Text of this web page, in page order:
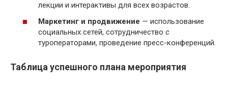
лекции и интерактивы для всех возрастов.
Маркетинг и продвижение — использование
социальных сетей, сотрудничество с
туроператорами, проведение пресс-конференций.
Таблица успешного плана мероприятия